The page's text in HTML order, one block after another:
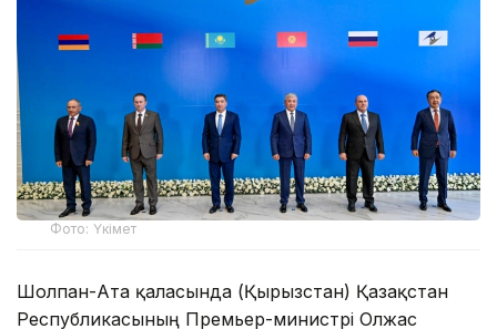
Фото: Үкімет
Шолпан-Ата қаласында (Қырғызстан) Қазақстан
Республикасының Премьер-министрі Олжас